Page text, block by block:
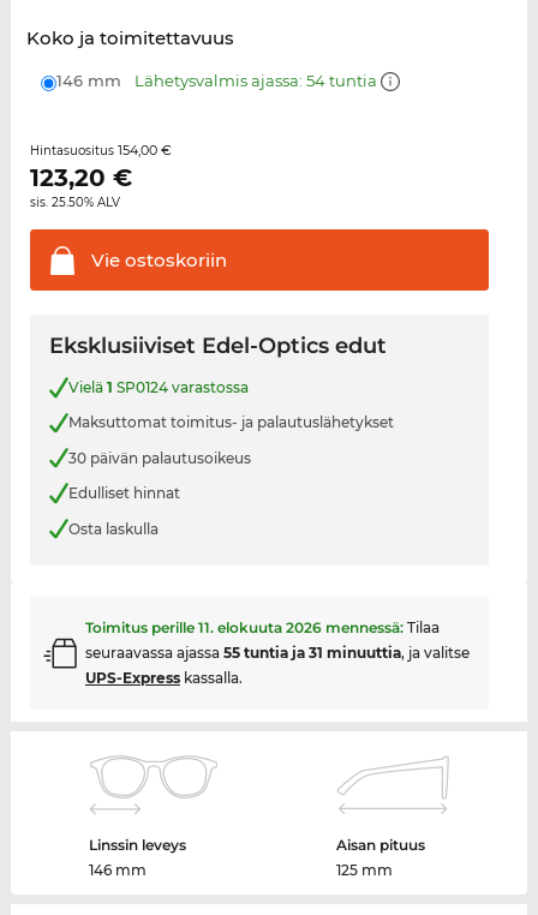
Koko ja toimitettavuus
146 mm Lähetysvalmis ajassa: 54 tuntia
Hintasuositus 154,00 €
123,20 €
sis. 25.50% ALV
Vieostoskoriin
Eksklusiiviset Edel-Optics edut
Vielä 1 SP0124 varastossa
Maksuttomat toimitus- ja palautuslähetykset
30 päivän palautusoikeus
Edulliset hinnat
Osta laskulla
Toimitus perille 11. elokuuta 2026mennessä: Tilaa
seuraavassa ajassa 55 tuntia ja 31 minuuttia, ja valitse
UPS-Expresskassalla.
Linssin leveys
146 mm
Aisan pituus
125 mm